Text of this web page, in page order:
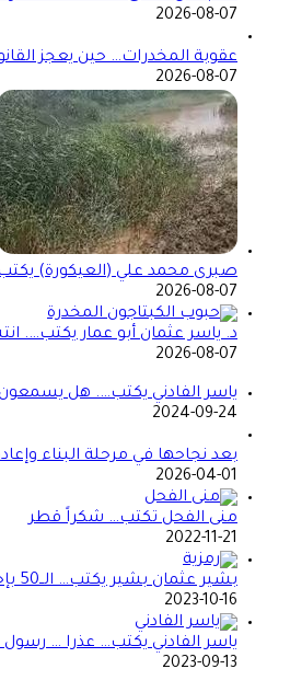
2026-08-07
عقوبة المخدرات… حين يعجز
2026-08-07
صبرى محمد علي (العيكورة)
2026-08-07
د. ياسر عثمان أبو عمار يكتب….
2026-08-07
ياسر الفادني يكتب…. هل
2024-09-24
بعد نجاحها في مرحلة البناء
2026-04-01
منى الفحل تكتب… شكراً قطر
2022-11-21
بشير عثمان بشير يكتب… الــ50 بإحساس 30 !!
2023-10-16
ياسر الفادني يكتب… عذرا … رسول
2023-09-13